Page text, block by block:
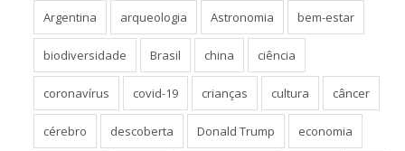
Argentina arqueologia Astronomia bem-estar
biodiversidade Brasil china ciência
coronavírus covid-19 crianças cultura câncer
cérebro descoberta Donald Trump economia